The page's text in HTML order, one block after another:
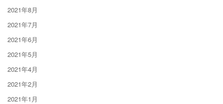
2021年8月
2021年7月
2021年6月
2021年5月
2021年4月
2021年2月
2021年1月